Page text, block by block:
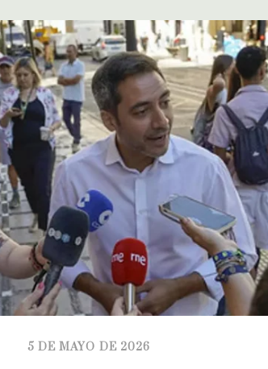
5 DE MAYO DE 2026